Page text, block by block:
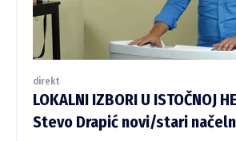
direkt
LOKALNI IZBORI U ISTOČNOJ
Stevo Drapić novi/stari